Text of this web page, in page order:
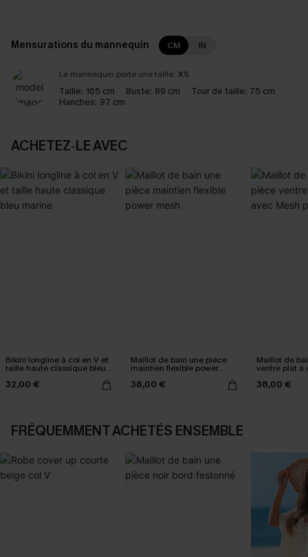
Mensurations du mannequin CM IN
Le mannequin porte une taille: XS
Taille: 165 cm Buste: 89 cm Tour de taille: 75 cm
Hanches: 97 cm
ACHETEZ‑LE AVEC
Bikini longline à col en V et
taille haute classique bleu
32,00 €
Maillot de bain une pièce
maintien flexible power
38,00 €
Maillot de
ventre plat à
Mesh power
38,00 €
FRÉQUEMMENT ACHETÉS ENSEMBLE